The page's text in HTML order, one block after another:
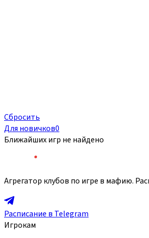
Сбросить
Для новичков0
Ближайших игр не найдено
Агрегатор клубов по игре в мафию.
Расписание в Telegram
Игрокам